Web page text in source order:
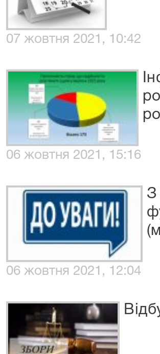
07 жовтня 2021, 10:42
06 жовтня 2021, 15:16
З
06 жовтня 2021, 12:04